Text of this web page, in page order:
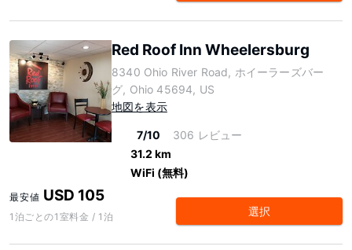
Red Roof Inn Wheelersburg
8340 Ohio River Road, ホイーラーズバー
グ, Ohio 45694, US
地図を表示
7/10
306 レビュー
31.2 km
WiFi (無料)
最安値 USD 105
1泊ごとの1室料金 / 1泊 選択